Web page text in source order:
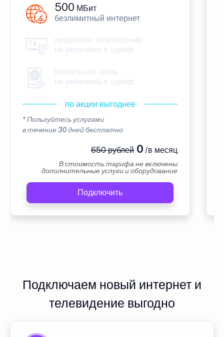
500 МБит
безлимитный интернет
цифровое телевидение
не включено в тариф
мобильная связь
не включена в тариф
по акции выгоднее
* Пользуйтесь услугами
в течение 30 дней бесплатно
650 рублей0 /в месяц
В стоимость тарифа не включены
дополнительные услуги и оборудование
Подключить
Подключаем новый интернет и
телевидение выгодно